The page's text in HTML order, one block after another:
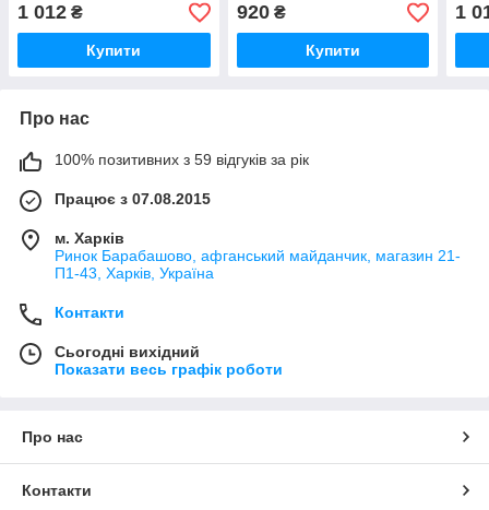
1 012 ₴
Купити
920₴
Купити
1
Про нас
100% позитивних з 59 відгуків за рік
Працює з 07.08.2015
м. Харків
Ринок Барабашово, афганський майданчик, магазин 21-
П1-43, Харків, Україна
Контакти
Сьогодні вихідний
Показати весь графік роботи
Про нас
Контакти